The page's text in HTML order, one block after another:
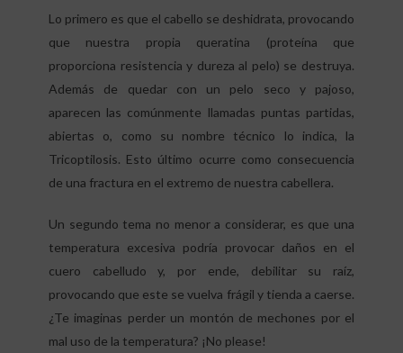
Lo primero es que el cabello se deshidrata, provocando
que nuestra propia queratina (proteína que
proporciona resistencia y dureza al pelo) se destruya.
Además de quedar con un pelo seco y pajoso,
aparecen las comúnmente llamadas puntas partidas,
abiertas o, como su nombre técnico lo indica, la
Tricoptilosis. Esto último ocurre como consecuencia
de una fractura en el extremo de nuestra cabellera.
Un segundo tema no menor a considerar, es que una
temperatura excesiva podría provocar daños en el
cuero cabelludo y, por ende, debilitar su raíz,
provocando que este se vuelva frágil y tienda a caerse.
¿Te imaginas perder un montón de mechones por el
mal uso de la temperatura? ¡No please!